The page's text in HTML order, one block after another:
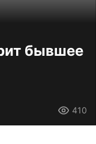
бывшее
410